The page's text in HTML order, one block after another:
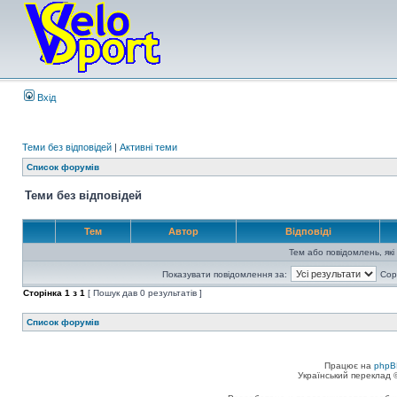
Вхід
Теми без відповідей | Активні теми
Список форумів
Теми без відповідей
Тем Автор Відповіді
Тем або повідомлень,
Показувати повідомлення за:
Сторінка 1 з 1 [ Пошук дав 0 результатів ]
Список форумів
Працює на
Український